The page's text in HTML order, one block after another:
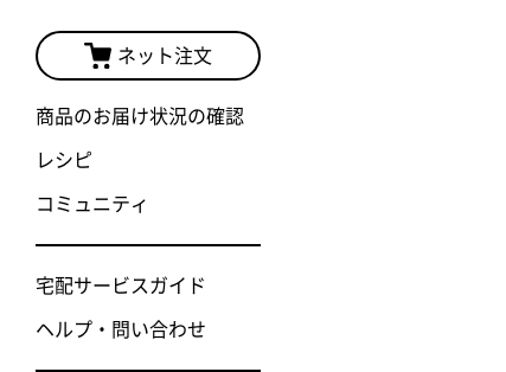
ネット注文
商品のお届け状況の確認
レシピ
コミュニティ
宅配サービスガイド
ヘルプ・問い合わせ